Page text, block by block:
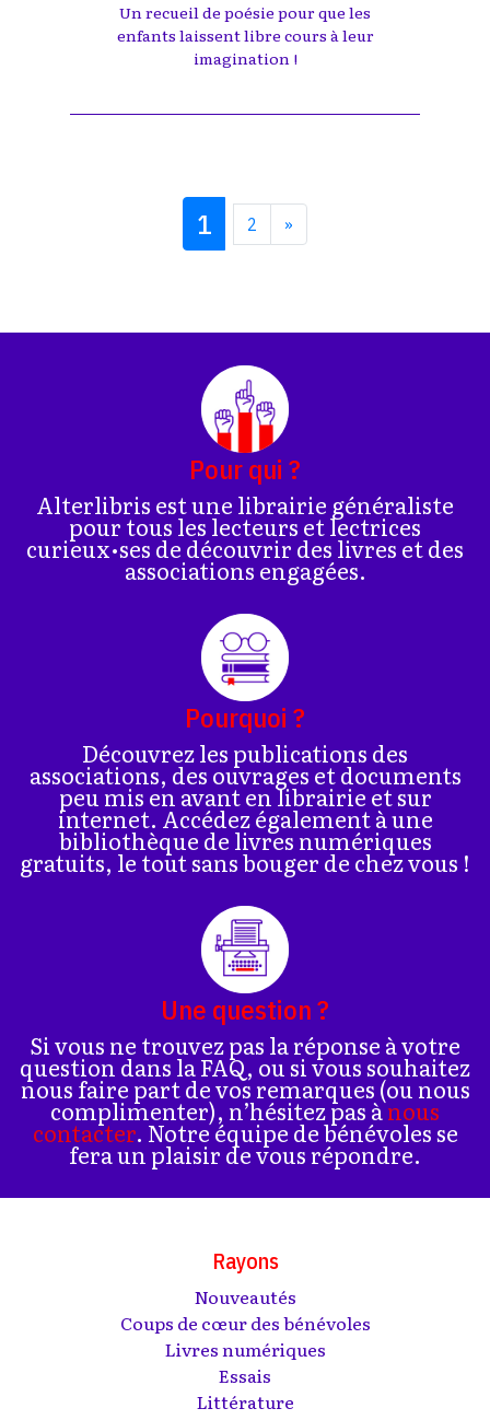
Un recueil de poésie pour que les
enfants laissent libre cours à leur
imagination !
1 2 »
Pour qui ?
Alterlibris est une librairie généraliste
pour tous les lecteurs et lectrices
curieux•ses de découvrir des livres et des
associations engagées.
Pourquoi ?
Découvrez les publications des
associations, des ouvrages et documents
peu mis en avant en librairie et sur
internet. Accédez également à une
bibliothèque de livres numériques
gratuits, le tout sans bouger de chez vous !
Une question ?
Si vous ne trouvez pas la réponse à votre
question dans la FAQ, ou si vous souhaitez
nous faire part de vos remarques (ou nous
complimenter), n’hésitez pas ànous
contacter. Notre équipe de bénévoles se
fera un plaisir de vous répondre.
Rayons
Nouveautés
Coups de cœur des bénévoles
Livres numériques
Essais
Littérature